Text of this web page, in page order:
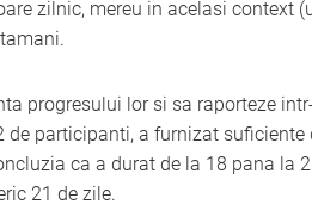
zilnic, mereu in acelasi context
progresului lor si sa raporteze
participanti, a furnizat suficiente
ca a durat de la 18 pana la
21 de zile.